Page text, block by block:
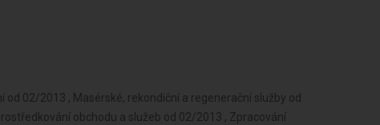
02/2013 , Masérské, rekondiční a regenerační služby od
obchodu a služeb od 02/2013 , Zpracování